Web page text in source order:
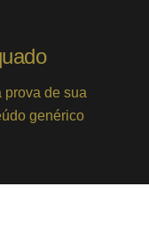
prova de sua
genérico